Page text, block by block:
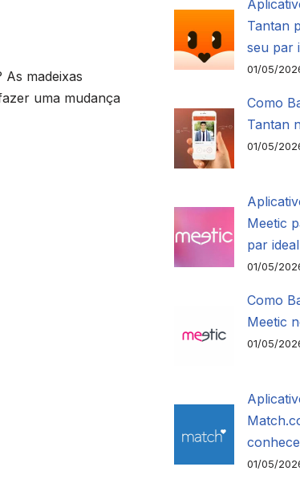
madeixas
uma mudança
Tantan
seu par
01/05/
Como
Tantan
01/05/
Meetic
par ideal
01/05/
Como
Meetic
01/05/
01/05/